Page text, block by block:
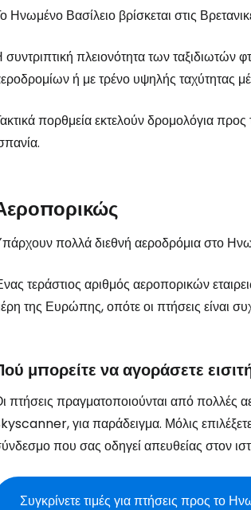
Ηνωμένο Βασίλειο βρίσκεται στις
συντριπτική πλειονότητα των
ή με τρένο υψηλής ταχύτητας
πορθμεία εκτελούν δρομολόγια
πολλά διεθνή αεροδρόμια στο
τεράστιος αριθμός αεροπορικών
της Ευρώπης, οπότε οι πτήσεις είναι
μπορείτε να αγοράσετε
πτήσεις πραγματοποιούνται από πολλές
για παράδειγμα. Μόλις
που σας οδηγεί απευθείας στον
Συγκρίνετε τιμές για πτήσεις προς το